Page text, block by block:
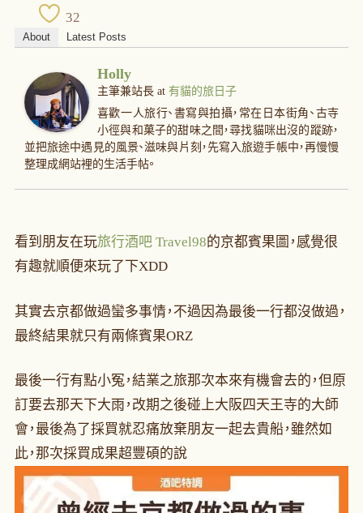
32
About Latest Posts
Holly
主筆兼站長at 有貓的旅日子
喜歡一人旅行、書寫與拍攝，常在日本街角、古寺
小徑與和菓子的甜味之間，尋找貓咪出沒的蹤跡，
並把旅途中遇見的風景、滋味與片刻，先寫入旅遊手帳中，再慢慢
整理成網站裡的生活手帖。
看到朋友在玩旅行酒吧 Travel98的京都賓果圖，感覺很
有趣就順便來玩了下XDD
其實去京都做過蠻多事情，不過因為最後一行都沒做過，
最終結果就只有兩條賓果ORZ
最後一行有點小冤，結業之旅那次本來有機會去的，但原
訂要去那天下大雨，改期之後碰上大阪四天王寺的大師
會，最後為了採買就忍痛放棄朋友一起去貴船，雖然如
此，那次採買成果超豐碩的說